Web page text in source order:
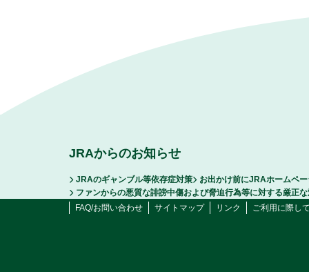
JRAからのお知らせ
JRAのギャンブル等依存症対策
お出かけ前にJRAホームペ
ファンからの悪質な誹謗中傷および脅迫行為等に対する厳正
FAQ/お問い合わせ
サイトマップ リンク ご利用に際し